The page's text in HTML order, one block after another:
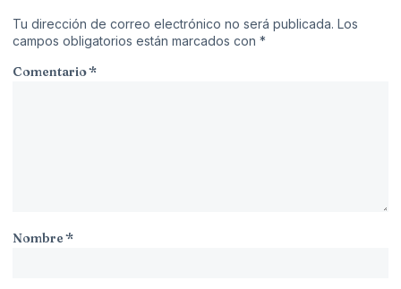
Tu dirección de correo electrónico no será publicada. Los
campos obligatorios están marcados con *
Comentario*
Nombre*